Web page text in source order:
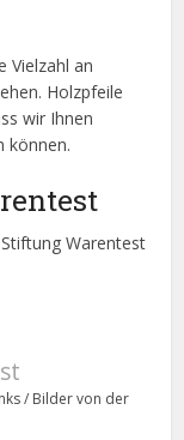
Vielzahl an
Holzpfeile
wir Ihnen
können.
Warentest
/ Bilder von der